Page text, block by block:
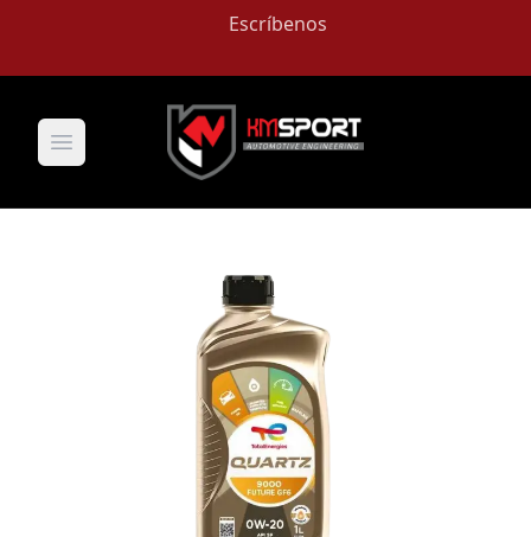
Escríbenos
Open main menu